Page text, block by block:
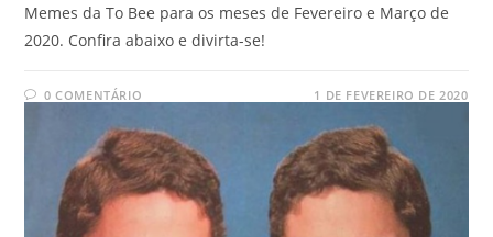
Memes da To Bee para os meses de Fevereiro e Março de
2020. Confira abaixo e divirta-se!
0 COMENTÁRIO 1 DE FEVEREIRO DE 2020